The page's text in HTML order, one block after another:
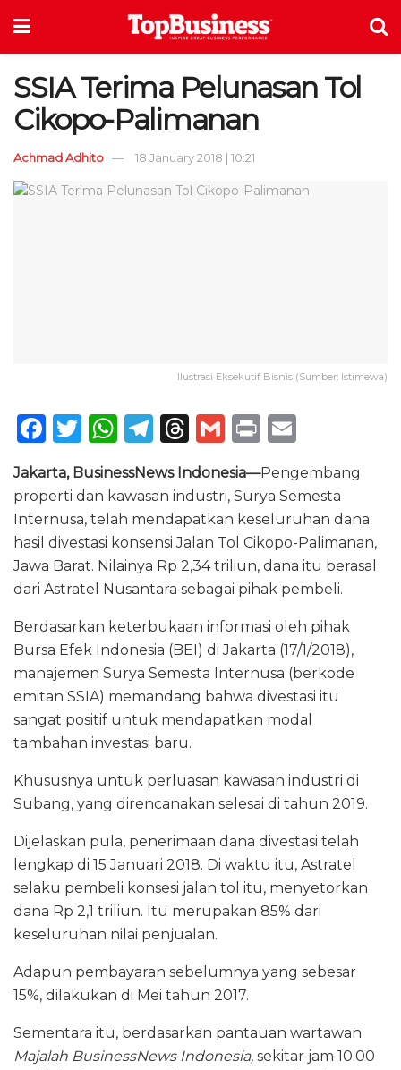
SSIA Terima Pelunasan Tol
Cikopo-Palimanan
Achmad Adhito 18 January 2018 | 10:21
Ilustrasi Eksekutif Bisnis (Sumber: Istimewa)
F
c
e
b
o
o
k
T
w
it
te
r
W
a
ts
A
p
p
T
e
g
ra
m
T
h
re
a
d
s
G
m
ai
l
P
n
t
m
ai
l
Jakarta, BusinessNews Indonesia—Pengembang
properti dan kawasan industri, Surya Semesta
Internusa, telah mendapatkan keseluruhan dana
hasil divestasi konsensi Jalan Tol Cikopo-Palimanan,
Jawa Barat. Nilainya Rp 2,34 triliun, dana itu berasal
dari Astratel Nusantara sebagai pihak pembeli.
Berdasarkan keterbukaan informasi oleh pihak
Bursa Efek Indonesia (BEI) di Jakarta (17/1/2018),
manajemen Surya Semesta Internusa (berkode
emitan SSIA) memandang bahwa divestasi itu
sangat positif untuk mendapatkan modal
tambahan investasi baru.
Khususnya untuk perluasan kawasan industri di
Subang, yang direncanakan selesai di tahun 2019.
Dijelaskan pula, penerimaan dana divestasi telah
lengkap di 15 Januari 2018. Di waktu itu, Astratel
selaku pembeli konsesi jalan tol itu, menyetorkan
dana Rp 2,1 triliun. Itu merupakan 85% dari
keseluruhan nilai penjualan.
Adapun pembayaran sebelumnya yang sebesar
15%, dilakukan di Mei tahun 2017.
Sementara itu, berdasarkan pantauan wartawan
Majalah BusinessNews Indonesia, sekitar jam 10.00